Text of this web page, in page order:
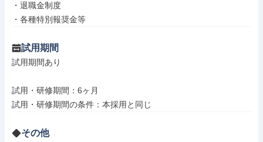
・退職金制度
・各種特別報奨金等
試用期間
試用期間あり
試用・研修期間：6ヶ月
その他